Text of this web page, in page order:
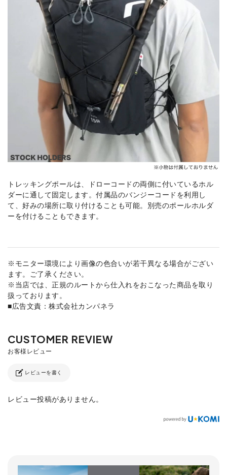
トレッキングポールは、ドローコードの両側に付いているホル
ダーに通して固定します。付属品のバンジーコードを利用し
て、好みの場所に取り付けることも可能。別売のポールホルダ
ーを付けることもできます。
※モニター環境により画像の色合いが若干異なる場合がござい
ます。ご了承ください。
※当店では、正規のルートから仕入れをおこなった商品を取り
扱っております。
■広告文責：株式会社カンパネラ
レビューを書く
レビュー投稿がありません。